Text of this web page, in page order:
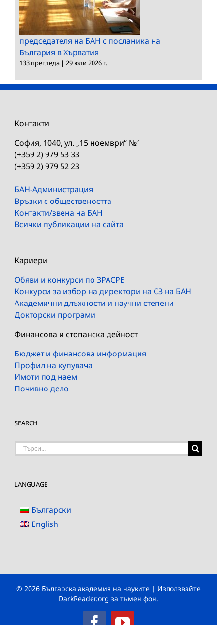
председателя на БАН с посланика на
България в Хърватия
133 прегледа | 29 юли 2026 г.
Контакти
София, 1040, ул. „15 ноември“ №1
(+359 2) 979 53 33
(+359 2) 979 52 23
БАН-Администрация
Връзки с обществеността
Контакти/звена на БАН
Всички публикации на сайта
Кариери
Обяви и конкурси по ЗРАСРБ
Конкурси за избор на директори на СЗ на БАН
Академични длъжности и научни степени
Докторски програми
Финансова и стопанска дейност
Бюджет и финансова информация
Профил на купувача
Имоти под наем
Почивно дело
SEARCH
Търсене
LANGUAGE
Български
English
© 2026 Българска академия на науките | Използвайте
DarkReader.org за тъмен фон.